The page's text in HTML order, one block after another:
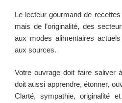
Le lecteur gour­mand de
mais de l’originalité, des
aux modes ali­men­taires
aux sources.
Votre ouvrage doit faire saliv­er
doit aus­si appren­dre, éton­ner,
Clarté, sym­pa­thie, orig­i­nal­ité